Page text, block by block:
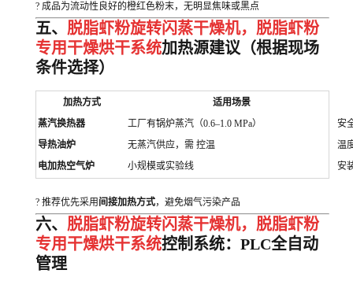
? 成品为流动性良好的橙红色粉末，无明显焦味或黑点
五、 脱脂虾粉旋转闪蒸干燥机，脱脂虾粉
专用干燥烘干系统加热源建议（根据现场
条件选择）
加热方式
适用场景
蒸汽换热器
工厂有锅炉蒸汽（0.6–1.0 MPa）
安
导热油炉
无蒸汽供应，需 控温
温
电加热空气炉
小规模或实验线 安
? 推荐优先采用 间接加热方式，避免烟气污染产品
六、 脱脂虾粉旋转闪蒸干燥机，脱脂虾粉
专用干燥烘干系统控制系统：PLC全自动
管理